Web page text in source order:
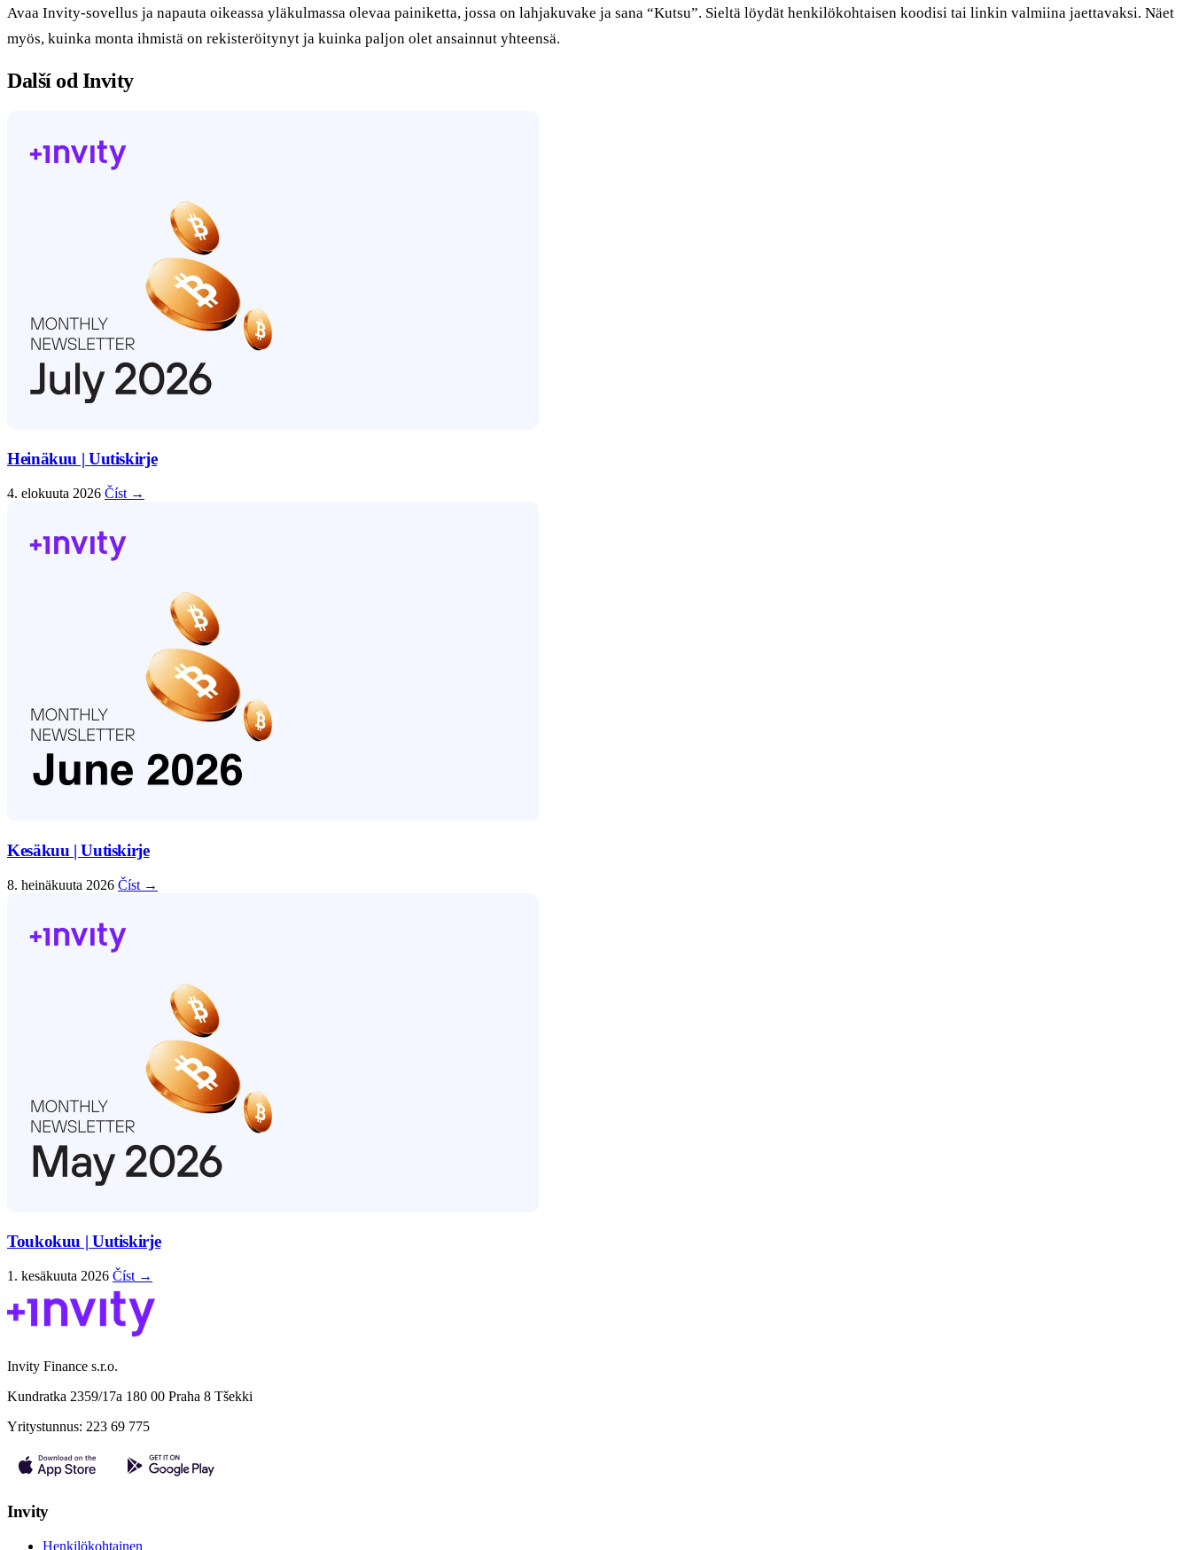
Avaa Invity-sovellus ja napauta oikeassa yläkulmassa olevaa painiketta, jossa on lahjakuvake ja sana “Kutsu”. Sieltä löydät henkilökohtaisen koodisi tai linkin valmiina jaettavaksi. Näet
myös, kuinka monta ihmistä on rekisteröitynyt ja kuinka paljon olet ansainnut yhteensä.
Další od Invity
Heinäkuu | Uutiskirje
4. elokuuta 2026 Číst →
Kesäkuu | Uutiskirje
8. heinäkuuta 2026 Číst →
Toukokuu | Uutiskirje
1. kesäkuuta 2026 Číst →
Invity Finance s.r.o.
Kundratka 2359/17a 180 00 Praha 8 Tšekki
Yritystunnus: 223 69 775
Invity
Henkilökohtainen